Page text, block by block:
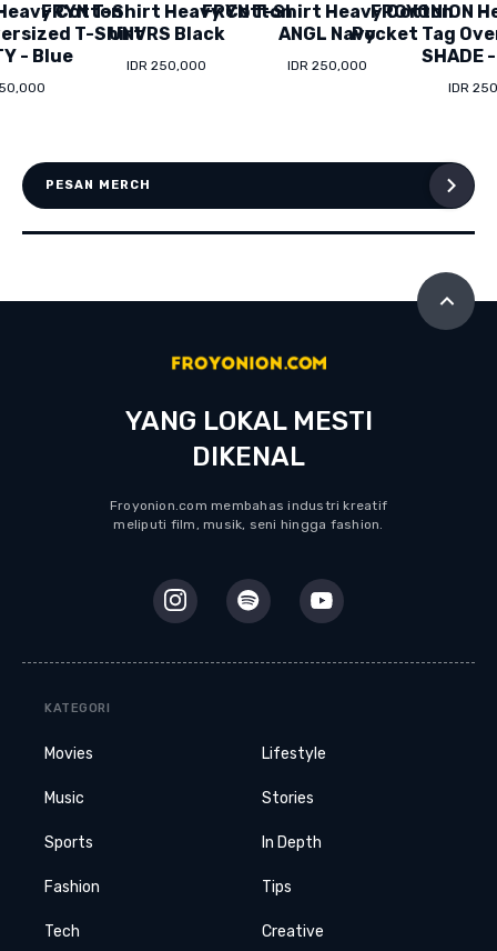
Heavy Cotton
T-Shirt
- Blue
FRYN T-Shirt Heavy Cotton
UNVRS Black
IDR 250,000
FRYN T-Shirt Heavy Cotton
ANGL Navy
IDR 250,000
FROYONION
Pocket Tag
SHADE
IDR
PESAN MERCH
KATEGORI
Movies
Music
Sports
Fashion
Tech
Lifestyle
Stories
In Depth
Tips
Creative
YANG LOKAL MESTI
DIKENAL
Froyonion.com membahas industri kreatif
meliputi film, musik, seni hingga fashion.